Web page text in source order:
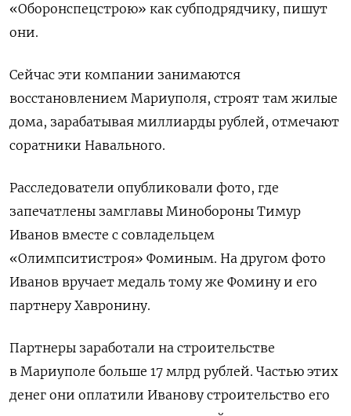
«Оборонспецстрою» как субподрядчику, пишут
они.
Сейчас эти компании занимаются
восстановлением Мариуполя, строят там жилые
дома, зарабатывая миллиарды рублей, отмечают
соратники Навального.
Расследователи опубликовали фото, где
запечатлены замглавы Минобороны Тимур
Иванов вместе с совладельцем
«Олимпситистроя» Фоминым. На другом фото
Иванов вручает медаль тому же Фомину и его
партнеру Хавронину.
Партнеры заработали на строительстве
в Мариуполе больше 17 млрд рублей. Частью этих
денег они оплатили Иванову строительство его